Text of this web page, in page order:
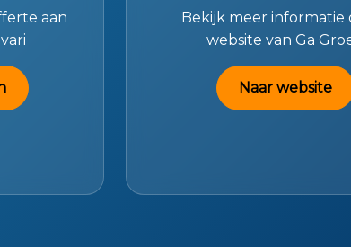
aan
Bekijk meer informatie
website van Ga
Naar website